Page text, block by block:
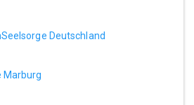
Deutschland
Marburg